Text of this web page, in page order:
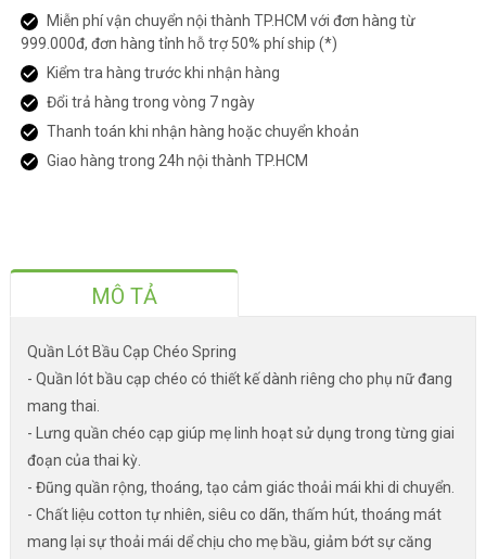
Miễn phí vận chuyển nội thành TP.HCM với đơn hàng từ
999.000đ, đơn hàng tỉnh hỗ trợ 50% phí ship (*)
Kiểm tra hàng trước khi nhận hàng
Đổi trả hàng trong vòng 7 ngày
Thanh toán khi nhận hàng hoặc chuyển khoản
Giao hàng trong 24h nội thành TP.HCM
MÔ TẢ
Quần Lót Bầu Cạp Chéo Spring
- Quần lót bầu cạp chéo có thiết kế dành riêng cho phụ nữ đang
mang thai.
- Lưng quần chéo cạp giúp mẹ linh hoạt sử dụng trong từng giai
đoạn của thai kỳ.
- Đũng quần rộng, thoáng, tạo cảm giác thoải mái khi di chuyển.
- Chất liệu cotton tự nhiên, siêu co dãn, thấm hút, thoáng mát
mang lại sự thoải mái dể chịu cho mẹ bầu, giảm bớt sự căng